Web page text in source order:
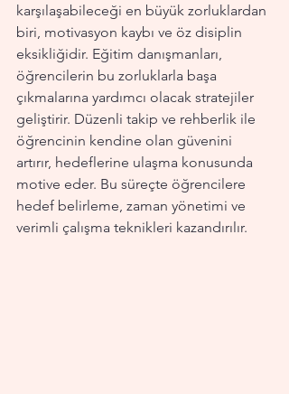
karşılaşabileceği en büyük zorluklardan
biri, motivasyon kaybı ve öz disiplin
eksikliğidir. Eğitim danışmanları,
öğrencilerin bu zorluklarla başa
çıkmalarına yardımcı olacak stratejiler
geliştirir. Düzenli takip ve rehberlik ile
öğrencinin kendine olan güvenini
artırır, hedeflerine ulaşma konusunda
motive eder. Bu süreçte öğrencilere
hedef belirleme, zaman yönetimi ve
verimli çalışma teknikleri kazandırılır.